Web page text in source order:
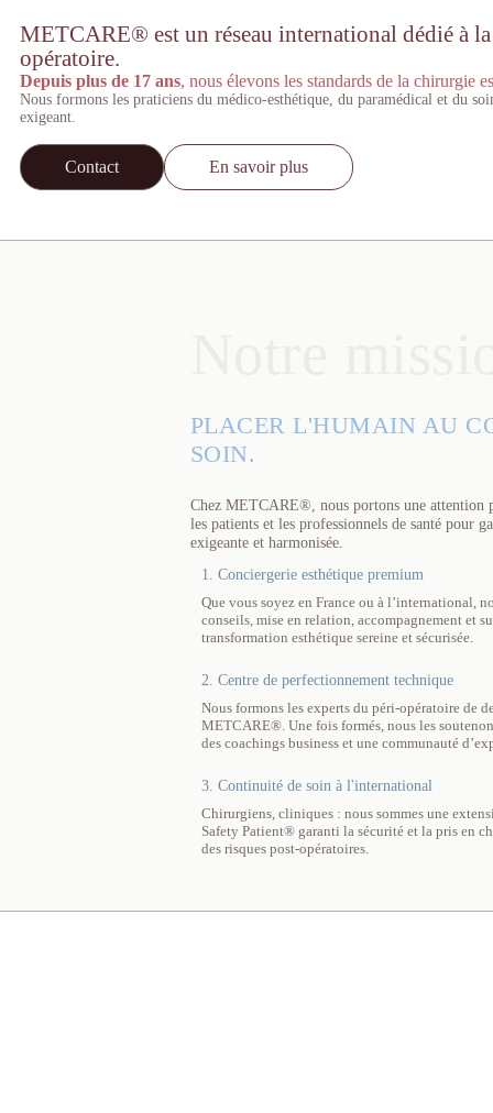
METCARE® est un réseau international dédié à
opératoire.
Depuis plus de 17 ans, nous élevons les standards de la chirurgie
Nous formons les praticiens du médico-esthétique, du paramédical et du
exigeant.
Contact En savoir plus
PLACER L'HUMAIN AU
SOIN.
Chez METCARE®, nous portons une attention
les patients et les professionnels de santé pour
exigeante et harmonisée.
1. Conciergerie esthétique premium
Que vous soyez en France ou à l’international,
conseils, mise en relation, accompagnement et
transformation esthétique sereine et sécurisée.
2. Centre de perfectionnement technique
Nous formons les experts du péri-opératoire de
METCARE®. Une fois formés, nous les
des coachings business et une communauté
3. Continuité de soin à l'international
Chirurgiens, cliniques : nous sommes une
Safety Patient® garanti la sécurité et la pris en
des risques post-opératoires.